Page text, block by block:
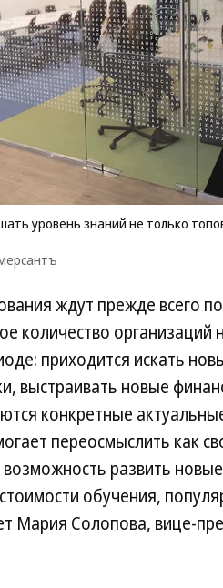
уровень знаний не только
ждут прежде всего
количество организаций
приходится искать
выстраивать новые
конкретные
переосмыслить как
возможность развить
обучения,
Мария Солопова, вице-